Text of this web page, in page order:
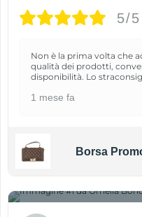
5/5
Non è la prima volta che
qualità dei prodotti,
disponibilità. Lo
1 mese fa
Borsa